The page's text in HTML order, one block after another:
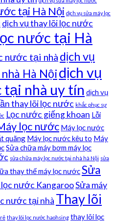
tại Hà Nội dịch vụ sửa máy lọc
dịch vụ thay lõi lọc nước
nước tại Hà
nước tại nhà dịch vụ
Hà Nộidịch vụ
nhà uy tín dịch vụ
thay lõi lọc nước khắc phục sự
Lọc nước giếng khoan Lỗi
lọc nước Máy lọc nước
quãng Máy lọc nước kêu to Máy
Sửa chữa máy bơm máy lọc
sửa chữa máy lọc nước tại nhà hà Nội sửa
thay thế máy lọc nướcSửa
lọc nước KangarooSửa máy
nước tại nhà Thay lõi
thay lõi lọc nước haohsing thay lõi lọc